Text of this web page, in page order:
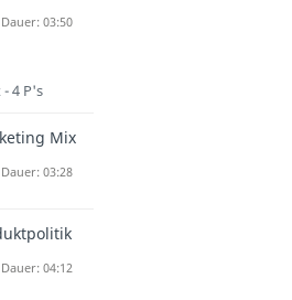
03:50
4 P's
Mix
03:28
04:12